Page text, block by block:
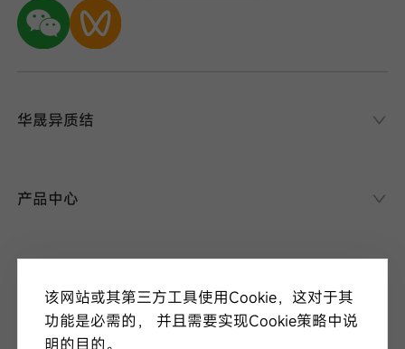
华晟异质结
产品中心
异质结组件
项目案例
走进华晟
研发实力
该网站或其第三方工具使用Cookie，这对于其
功能是必需的， 并且需要实现Cookie策略中说
明的目的。